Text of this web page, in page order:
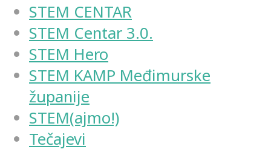
STEM CENTAR
STEM Centar 3.0.
STEM Hero
STEM KAMP Međimurske
županije
STEM(ajmo!)
Tečajevi